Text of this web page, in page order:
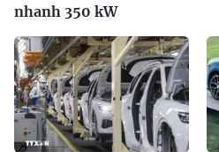
nhanh 350 kW